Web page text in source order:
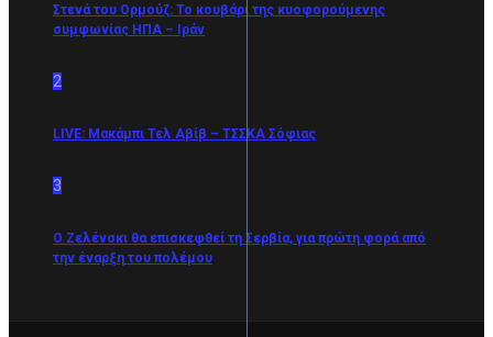
Στενά του Ορμούζ: Το κουβάρι της κυοφορούμενης
συμφωνίας ΗΠΑ – Ιράν
2
LIVE: Μακάμπι Τελ Αβίβ – ΤΣΣΚΑ Σόφιας
3
Ο Ζελένσκι θα επισκεφθεί τη Σερβία, για πρώτη φορά από
την έναρξη του πολέμου